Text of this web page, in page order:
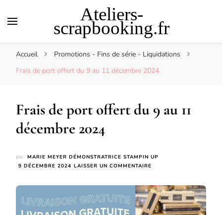
Ateliers-
scrapbooking.fr
Accueil
Promotions - Fins de série - Liquidations
Frais de port offert du 9 au 11 décembre 2024
Frais de port offert du 9 au 11
décembre 2024
par
MARIE MEYER DÉMONSTRATRICE STAMPIN UP
9 DÉCEMBRE 2024 LAISSER UN COMMENTAIRE
PORT
OFFERT
DU